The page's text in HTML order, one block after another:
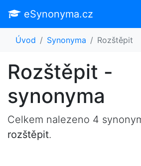
eSynonyma.cz
Úvod Synonyma Rozštěpit
Rozštěpit -
synonyma
Celkem nalezeno 4
rozštěpit.